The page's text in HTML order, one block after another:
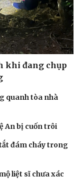
khi đang chụp
quanh tòa nhà
An bị cuốn trôi
đám cháy trong
liệt sĩ chưa xác